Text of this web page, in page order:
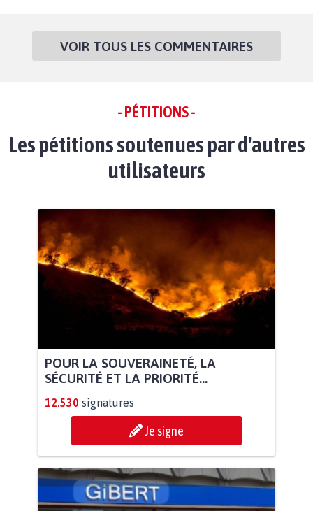
VOIR TOUS LES COMMENTAIRES
- PÉTITIONS -
Les pétitions soutenues par d'autres
utilisateurs
POUR LA SOUVERAINETÉ, LA
SÉCURITÉ ET LA PRIORITÉ...
12.530 signatures
Je signe